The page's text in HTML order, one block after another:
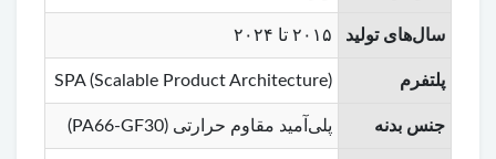
سال‌های تولید ۲۰۱۵ تا ۲۰۲۴
پلتفرم SPA (Scalable Product Architecture)
جنس بدنه پلی‌آمید مقاوم حرارتی (PA66-GF30)